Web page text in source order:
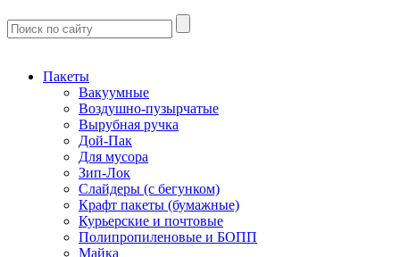
Пакеты
Вакуумные
Воздушно-пузырчатые
Вырубная ручка
Дой-Пак
Для мусора
Зип-Лок
Слайдеры (с бегунком)
Крафт пакеты (бумажные)
Курьерские и почтовые
Полипропиленовые и БОПП
Майка